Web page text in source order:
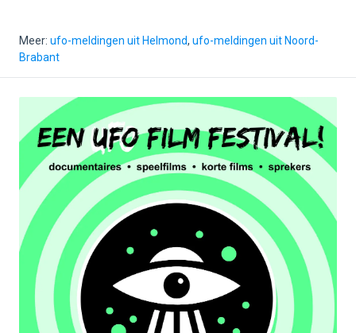
Meer: ufo-meldingen uit Helmond, ufo-meldingen uit Noord-
Brabant